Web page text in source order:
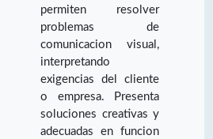
permiten resolver
problemas de
comunicacion visual,
interpretando
exigencias del cliente
o empresa. Presenta
soluciones creativas y
adecuadas en funcion